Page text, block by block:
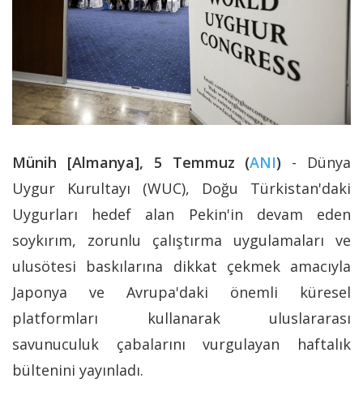
Münih [Almanya], 5 Temmuz (ANI) - Dünya
Uygur Kurultayı (WUC), Doğu Türkistan'daki
Uygurları hedef alan Pekin'in devam eden
soykırım, zorunlu çalıştırma uygulamaları ve
ulusötesi baskılarına dikkat çekmek amacıyla
Japonya ve Avrupa'daki önemli küresel
platformları kullanarak uluslararası
savunuculuk çabalarını vurgulayan haftalık
bültenini yayınladı.